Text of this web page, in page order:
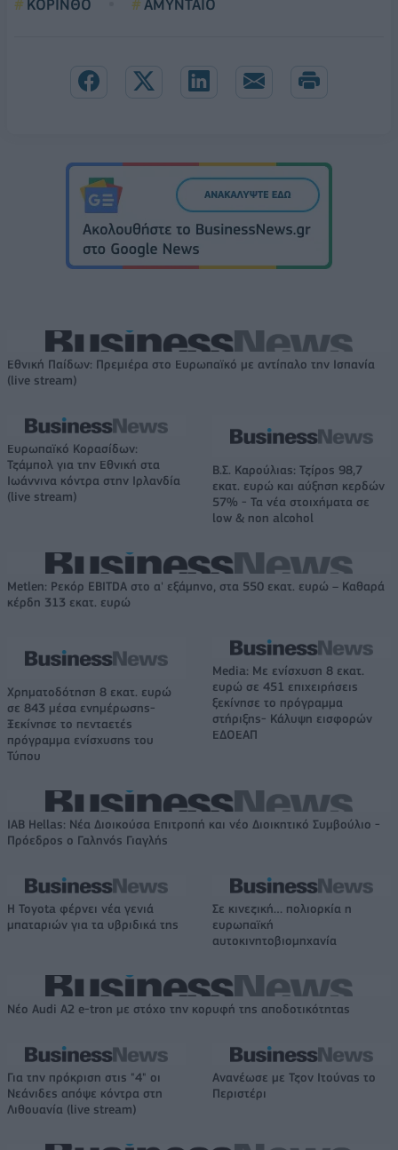
ΚΟΡΙΝΘΟ ΑΜΥΝΤΑΙΟ
Εθνική Παίδων: Πρεμιέρα στο Ευρωπαϊκό με αντίπαλο την Ισπανία
(live stream)
Ευρωπαϊκό Κορασίδων:
Τζάμπολ για την Εθνική στα
Ιωάννινα κόντρα στην Ιρλανδία
(live stream)
Β.Σ. Καρούλιας: Τζίρος 98,7
εκατ. ευρώ και αύξηση κερδών
57% - Τα νέα στοιχήματα σε
low & non alcohol
Metlen: Ρεκόρ EBITDA στο α' εξάμηνο, στα 550 εκατ. ευρώ – Καθαρά
κέρδη 313 εκατ. ευρώ
Χρηματοδότηση 8 εκατ. ευρώ
σε 843 μέσα ενημέρωσης-
Ξεκίνησε το πενταετές
πρόγραμμα ενίσχυσης του
Τύπου
Media: Με ενίσχυση 8 εκατ.
ευρώ σε 451 επιχειρήσεις
ξεκίνησε το πρόγραμμα
στήριξης- Κάλυψη εισφορών
ΕΔΟΕΑΠ
IAB Hellas: Νέα Διοικούσα Επιτροπή και νέο Διοικητικό Συμβούλιο -
Πρόεδρος ο Γαληνός Γιαγλής
Η Toyota φέρνει νέα γενιά
μπαταριών για τα υβριδικά της
Σε κινεζική… πολιορκία η
ευρωπαϊκή
αυτοκινητοβιομηχανία
Νέο Audi A2 e-tron με στόχο την κορυφή της αποδοτικότητας
Για την πρόκριση στις "4" οι
Νεάνιδες απόψε κόντρα στη
Λιθουανία (live stream)
Ανανέωσε με Τζον Ιτούνας το
Περιστέρι